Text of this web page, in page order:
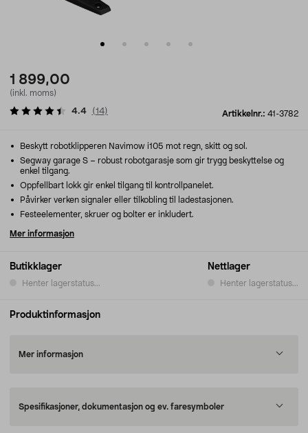
1 899,00
(inkl. moms)
Artikkelnr.: 41-3782
4.4 (14)
Butikklager
Henter lagerstatus...
Nettlager
Henter lagerstatus...
Beskytt robotklipperen Navimow i105 mot regn, skitt og sol.
Segway garage S – robust robotgarasje som gir trygg beskyttelse og
enkel tilgang.
Oppfellbart lokk gir enkel tilgang til kontrollpanelet.
Påvirker verken signaler eller tilkobling til ladestasjonen.
Festeelementer, skruer og bolter er inkludert.
Mer informasjon
Produktinformasjon
Mer informasjon
Spesifikasjoner, dokumentasjon og ev. faresymboler